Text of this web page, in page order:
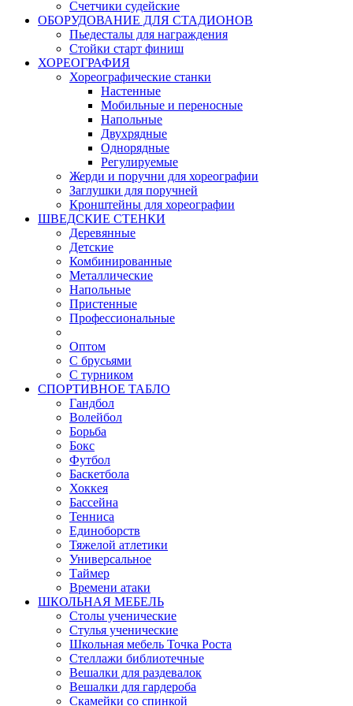
Счетчики судейские
ОБОРУДОВАНИЕ ДЛЯ СТАДИОНОВ
Пьедесталы для награждения
Стойки старт финиш
ХОРЕОГРАФИЯ
Хореографические станки
Настенные
Мобильные и переносные
Напольные
Двухрядные
Однорядные
Регулируемые
Жерди и поручни для хореографии
Заглушки для поручней
Кронштейны для хореографии
ШВЕДСКИЕ СТЕНКИ
Деревянные
Детские
Комбинированные
Металлические
Напольные
Пристенные
Профессиональные
Оптом
С брусьями
С турником
СПОРТИВНОЕ ТАБЛО
Гандбол
Волейбол
Борьба
Бокс
Футбол
Баскетбола
Хоккея
Бассейна
Тенниса
Единоборств
Тяжелой атлетики
Универсальное
Таймер
Времени атаки
ШКОЛЬНАЯ МЕБЕЛЬ
Столы ученические
Стулья ученические
Школьная мебель Точка Роста
Стеллажи библиотечные
Вешалки для раздевалок
Вешалки для гардероба
Скамейки со спинкой